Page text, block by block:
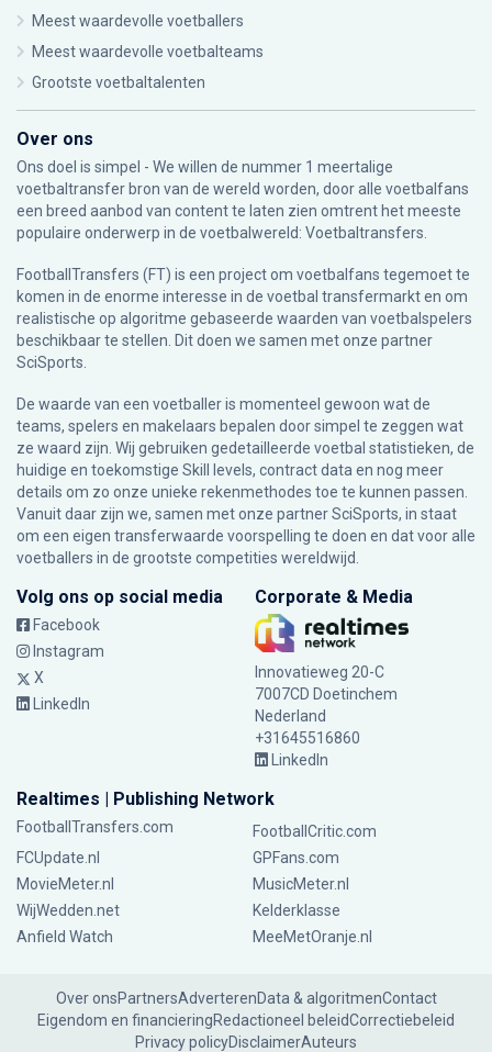
Meest waardevolle voetballers
Meest waardevolle voetbalteams
Grootste voetbaltalenten
Over ons
Ons doel is simpel - We willen de nummer 1 meertalige
voetbaltransfer bron van de wereld worden, door alle voetbalfans
een breed aanbod van content te laten zien omtrent het meeste
populaire onderwerp in de voetbalwereld: Voetbaltransfers.
FootballTransfers (FT) is een project om voetbalfans tegemoet te
komen in de enorme interesse in de voetbal transfermarkt en om
realistische op algoritme gebaseerde waarden van voetbalspelers
beschikbaar te stellen. Dit doen we samen met onze partner
SciSports
De waarde van een voetballer is momenteel gewoon wat de
teams, spelers en makelaars bepalen door simpel te zeggen wat
ze waard zijn. Wij gebruiken gedetailleerde voetbal statistieken, de
huidige en toekomstige Skill levels, contract data en nog meer
details om zo onze unieke rekenmethodes toe te kunnen passen.
Vanuit daar zijn we, samen met onze partner SciSports, in staat
om een eigen transferwaarde voorspelling te doen en dat voor alle
voetballers in de grootste competities wereldwijd.
Volg ons op social media
Facebook
Instagram
X
LinkedIn
Corporate & Media
Innovatieweg 20-C
7007CD Doetinchem
Nederland
+31645516860
LinkedIn
Realtimes | Publishing Network
FootballTransfers.com
FootballCritic.com
FCUpdate.nl
GPFans.com
MovieMeter.nl
MusicMeter.nl
WijWedden.net
Kelderklasse
Anfield Watch
MeeMetOranje.nl
Over onsPartnersAdverterenData & algoritmenContact
Eigendom en financieringRedactioneel beleidCorrectiebeleid
Privacy policyDisclaimerAuteurs